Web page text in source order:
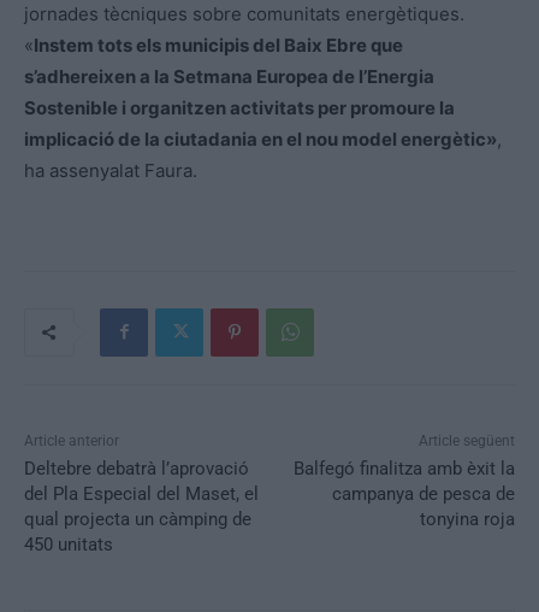
jornades tècniques sobre comunitats energètiques.
«Instem tots els municipis del Baix Ebre que
s’adhereixen a la Setmana Europea de l’Energia
Sostenible i organitzen activitats per promoure la
implicació de la ciutadania en el nou model energètic»,
ha assenyalat Faura.
Article anterior
Deltebre debatrà l’aprovació
del Pla Especial del Maset, el
qual projecta un càmping de
450 unitats
Article següent
Balfegó finalitza amb èxit la
campanya de pesca de
tonyina roja